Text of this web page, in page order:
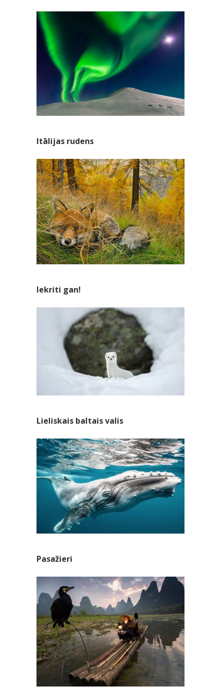
Itālijas rudens
Iekriti gan!
Lieliskais baltais valis
Pasažieri